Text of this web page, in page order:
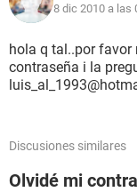
8 dic 2010 a las
hola q tal..por favor
contraseña i la
Discusiones similares
Olvidé mi